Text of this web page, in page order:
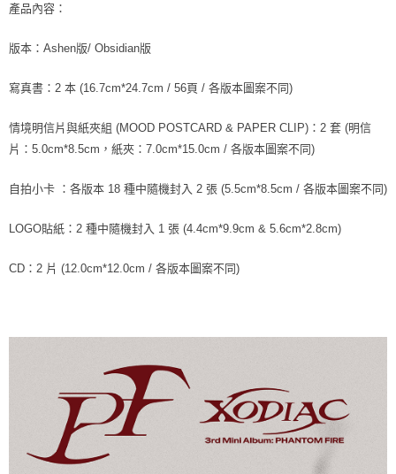
３．安心：先確認商品／服務後，再付款。
【「AFTEE先享後付」結帳流程】
２．訂單成立數日內，您將收到繳費通知簡訊。
ATM／網路銀行／等多元方式進行付款，方視為交易完成。
※ 請注意：結帳手續完成當下不需立刻繳費，但若您需要取消訂單，請聯絡
購買商品的店家。未經商家同意取消之訂單仍視為有效，需透過AFTEE先享
※ 交易是否成功請以「AFTEE先享後付 」之結帳頁面顯示為準，若有關於
客戶支援中心」https://netprotections.freshdesk.com/support/home
１．透過由恩沛科技股份有限公司提供之「AFTEE先享後付」服務完成之交
「AFTEE先享後付」，若未經同意申辦者引起之損失，本公司不負相關責
４．使用「AFTEE先享後付」時，將依據個別帳號之用戶狀況，依本公司即
時審查核予不同之上限額度；若仍有額度不足之情形，本公司將視審查結果
請求用戶進行身份認證。
５．嚴禁一人註冊多個帳號或使用他人資訊註冊。若發現惡意使用之情形，
恩沛科技股份有限公司將有權停止該用戶之使用額度並採取法律行動。
全家取貨付款
每筆NT$60，滿NT$1,599(含以上)免運費
7-11取貨付款
每筆NT$60，滿NT$1,599(含以上)免運費
付款後7-11取貨
每筆NT$90
亞洲國家/地區配送 查看運費
北美國家/地區配送 查看運費
產品內容：
版本：Ashen版/ Obsidian版
寫真書：2 本 (16.7cm*24.7cm / 56頁 / 各版本圖案不同)
情境明信片與紙夾組 (MOOD POSTCARD & PAPER CLIP)：2 套 (明信
片：5.0cm*8.5cm，紙夾：7.0cm*15.0cm / 各版本圖案不同)
自拍小卡 ：各版本 18 種中隨機封入 2 張 (5.5cm*8.5cm / 各版本圖案不同)
LOGO貼紙：2 種中隨機封入 1 張 (4.4cm*9.9cm & 5.6cm*2.8cm)
CD：2 片 (12.0cm*12.0cm / 各版本圖案不同)